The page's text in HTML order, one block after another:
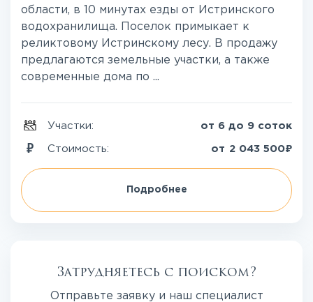
области, в 10 минутах езды от Истринского
водохранилища. Поселок примыкает к
реликтовому Истринскому лесу. В продажу
предлагаются земельные участки, а также
современные дома по ...
Участки: от 6 до 9 соток
Стоимость: от 2 043 500₽
Подробнее
Затрудняетесь с поиском?
Отправьте заявку и наш специалист